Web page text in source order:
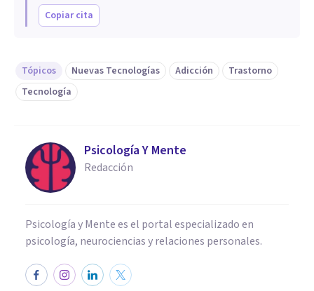
Copiar cita
Tópicos Nuevas Tecnologías Adicción
Trastorno
Tecnología
Psicología Y Mente
Redacción
Psicología y Mente es el portal especializado en
psicología, neurociencias y relaciones personales.